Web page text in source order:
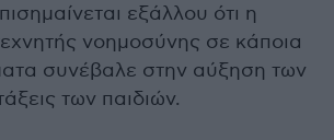
εξάλλου ότι η
νοημοσύνης σε κάποια
συνέβαλε στην αύξηση των
των παιδιών.